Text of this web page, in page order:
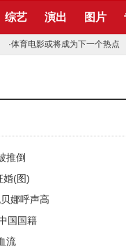
综艺 演出 图片
·体育电影或将成为下一个热点
推倒
婚(图)
娜呼声高
国国籍
流